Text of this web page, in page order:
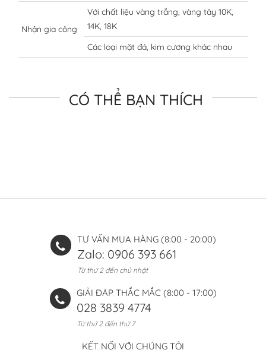
Nhận gia công
Với chất liệu vàng trắng, vàng tây 10K,
14K, 18K
Các loại mặt đá, kim cương khác nhau
CÓ THỂ BẠN THÍCH
TƯ VẤN MUA HÀNG (8:00 - 20:00)
Zalo: 0906 393 661
Từ thứ 2 đến chủ nhật
GIẢI ĐÁP THẮC MẮC (8:00 - 17:00)
028 3839 4774
Từ thứ 2 đến thứ 7
KẾT NỐI VỚI CHÚNG TÔI